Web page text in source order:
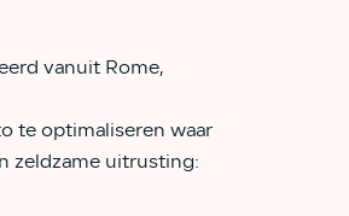
vanuit Rome,
te optimaliseren waar
zeldzame uitrusting: